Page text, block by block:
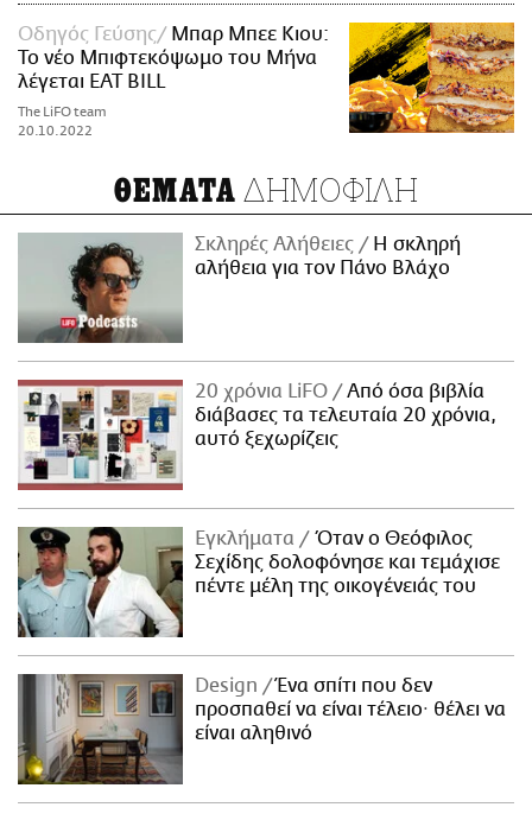
Οδηγός Γεύσης
Μπαρ Μπεε Κιου:
Το νέο Μπιφτεκόψωμο του Μήνα
λέγεται EAT BILL
The LiFO team
20.10.2022
ΘΕΜΑΤΑ ΔΗΜΟΦΙΛΗ
Σκληρές Αλήθειες
H σκληρή
αλήθεια για τον Πάνο Βλάχο
20 χρόνια LiFO
Από όσα βιβλία
διάβασες τα τελευταία 20 χρόνια,
αυτό ξεχωρίζεις
Εγκλήματα
Όταν ο Θεόφιλος
Σεχίδης δολοφόνησε και τεμάχισε
πέντε μέλη της οικογένειάς του
Design
Ένα σπίτι που δεν
προσπαθεί να είναι τέλειο· θέλει να
είναι αληθινό